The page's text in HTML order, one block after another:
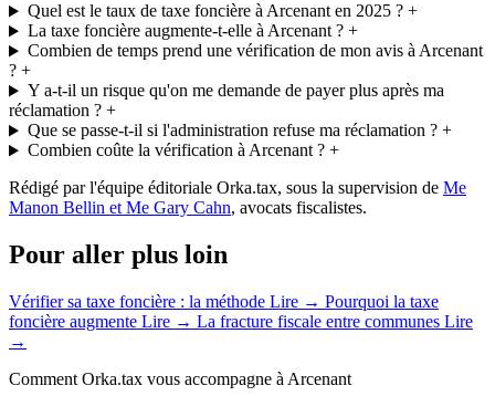
Quel est le taux de taxe foncière à Arcenant en 2025 ?+
La taxe foncière augmente-t-elle à Arcenant ?+
Combien de temps prend une vérification de mon avis à Arcenant
? +
Y a-t-il un risque qu'on me demande de payer plus après ma
réclamation ? +
Que se passe-t-il si l'administration refuse ma réclamation ?+
Combien coûte la vérification à Arcenant ?+
Rédigé par l'équipe éditoriale Orka.tax, sous la supervision de Me
Manon Bellin et Me Gary Cahn, avocats fiscalistes.
Pour aller plus loin
Vérifier sa taxe foncière : la méthode Lire → Pourquoi la taxe
foncière augmente Lire → La fracture fiscale entre communes Lire
→
Comment Orka.tax vous accompagne à Arcenant